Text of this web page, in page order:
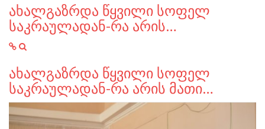
ახალგაზრდა წყვილი სოფელ
საკრაულადან-რა არის…
ახალგაზრდა წყვილი სოფელ
საკრაულადან-რა არის მათი…